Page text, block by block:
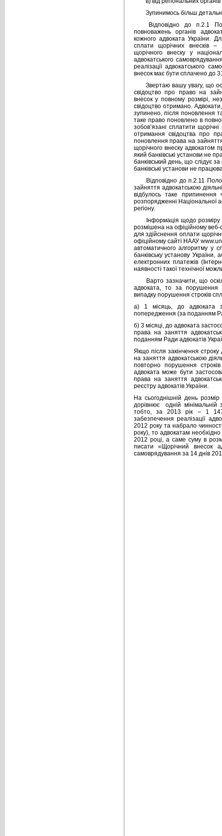
Зупинимось більш
Відповідно до п.2.1
повноважень органів
кожного адвоката України.
сплати щорічних внесків
щорічного внеску у
адвокатського
реалізації адвокатського
внесок має бути сплачено до
Звертаю вашу увагу, що
свідоцтво про право на
внесок у повному розмірі,
свідоцтво отримано.
зупинено, після поновлення
таке право поновлено в
зобов’язані сплатити
отримання свідоцтва про
поновлення права на
щорічного внеску адвокатом
який банківські установи не
банківський день, що слідує
банківські установи не
Відповідно до п.2.11
зайняття адвокатською
відбулось таке
розпорядженні Національної
регіону.
Інформація щодо
розмішена на офіційному веб-
для здійснення оплати
офіційному сайті НААУ
автоматичного алгоритму у
банківську установу
електронних платежів
наявності такої технічної
Варто зазначити, що
адвоката, то за порушення
випадку порушення строків
а) 1 місяць, до адвоката
попередження (за поданням
б) 3 місяці, до адвоката
права на заняття
поданням Ради адвокатів
Якщо після закінчення
на заняття адвокатською
повторно порушення
адвоката може бути
права на заняття
реєстру адвокатів України.
На сьогоднішній день
дорівнює одній мінімальній
тобто, за 2013 рік – 1
забезпечення реалізації
2012 року та набрало
року), то адвокатам
2012 році, а саме суму в
писати «Щорічний внесок
самоврядування за 14 днів